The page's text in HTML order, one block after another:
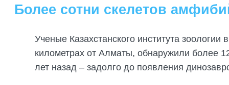
Более сотни скелетов
Ученые Казахстанского института
километрах от Алматы, обнаружили более
лет назад – задолго до появления